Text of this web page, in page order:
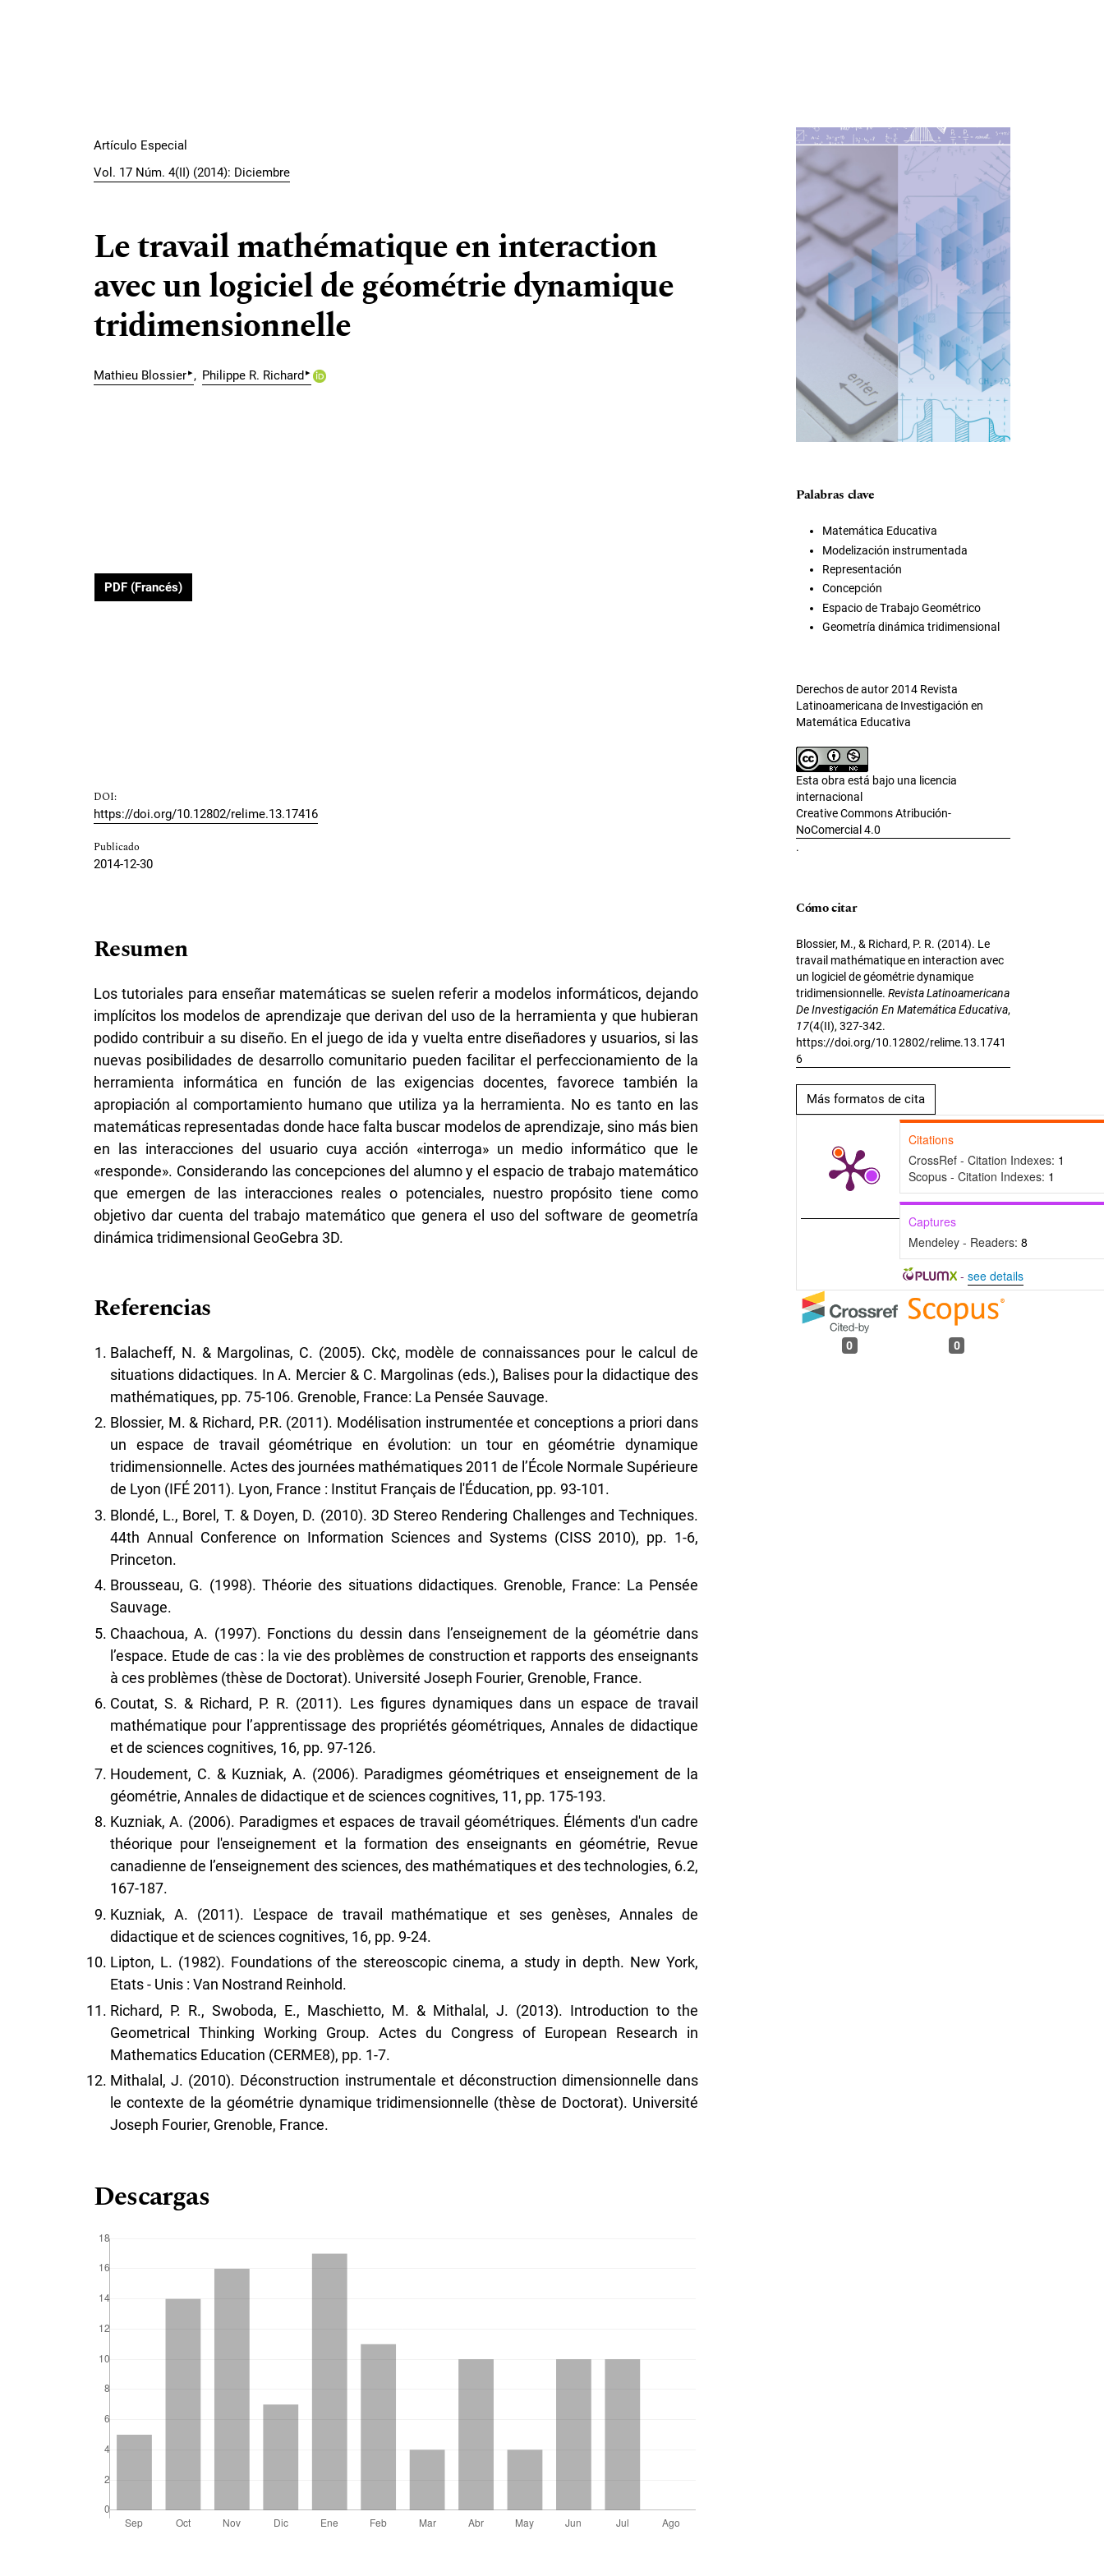
Artículo Especial
Vol. 17 Núm. 4(II) (2014): Diciembre
Le travail mathématique en interaction
avec un logiciel de géométrie dynamique
tridimensionnelle
Mathieu Blossier▸ Philippe R. Richard ▸
PDF (Francés)
DOI:
https://doi.org/10.12802/relime.13.17416
Publicado
2014-12-30
Resumen
Los tutoriales para enseñar matemáticas se suelen referir a modelos informáticos, dejando
implícitos los modelos de aprendizaje que derivan del uso de la herramienta y que hubieran
podido contribuir a su diseño. En el juego de ida y vuelta entre diseñadores y usuarios, si las
nuevas posibilidades de desarrollo comunitario pueden facilitar el perfeccionamiento de la
herramienta informática en función de las exigencias docentes, favorece también la
apropiación al comportamiento humano que utiliza ya la herramienta. No es tanto en las
matemáticas representadas donde hace falta buscar modelos de aprendizaje, sino más bien
en las interacciones del usuario cuya acción «interroga» un medio informático que le
«responde». Considerando las concepciones del alumno y el espacio de trabajo matemático
que emergen de las interacciones reales o potenciales, nuestro propósito tiene como
objetivo dar cuenta del trabajo matemático que genera el uso del software de geometría
dinámica tridimensional GeoGebra 3D.
Referencias
Balacheff, N. & Margolinas, C. (2005). Ck¢, modèle de connaissances pour le calcul de
situations didactiques. In A. Mercier & C. Margolinas (eds.), Balises pour la didactique des
mathématiques, pp. 75-106. Grenoble, France: La Pensée Sauvage.
Blossier, M. & Richard, P.R. (2011). Modélisation instrumentée et conceptions a priori dans
un espace de travail géométrique en évolution: un tour en géométrie dynamique
tridimensionnelle. Actes des journées mathématiques 2011 de l’École Normale Supérieure
de Lyon (IFÉ 2011). Lyon, France : Institut Français de l'Éducation, pp. 93-101.
Blondé, L., Borel, T. & Doyen, D. (2010). 3D Stereo Rendering Challenges and Techniques.
44th Annual Conference on Information Sciences and Systems (CISS 2010), pp. 1-6,
Princeton.
Brousseau, G. (1998). Théorie des situations didactiques. Grenoble, France: La Pensée
Sauvage.
Chaachoua, A. (1997). Fonctions du dessin dans l’enseignement de la géométrie dans
l’espace. Etude de cas : la vie des problèmes de construction et rapports des enseignants
à ces problèmes (thèse de Doctorat). Université Joseph Fourier, Grenoble, France.
Coutat, S. & Richard, P. R. (2011). Les figures dynamiques dans un espace de travail
mathématique pour l’apprentissage des propriétés géométriques, Annales de didactique
et de sciences cognitives, 16, pp. 97-126.
Houdement, C. & Kuzniak, A. (2006). Paradigmes géométriques et enseignement de la
géométrie, Annales de didactique et de sciences cognitives, 11, pp. 175-193.
Kuzniak, A. (2006). Paradigmes et espaces de travail géométriques. Éléments d'un cadre
théorique pour l'enseignement et la formation des enseignants en géométrie, Revue
canadienne de l’enseignement des sciences, des mathématiques et des technologies, 6.2,
167-187.
Kuzniak, A. (2011). L'espace de travail mathématique et ses genèses, Annales de
didactique et de sciences cognitives, 16, pp. 9-24.
Lipton, L. (1982). Foundations of the stereoscopic cinema, a study in depth. New York,
Etats - Unis : Van Nostrand Reinhold.
Richard, P. R., Swoboda, E., Maschietto, M. & Mithalal, J. (2013). Introduction to the
Geometrical Thinking Working Group. Actes du Congress of European Research in
Mathematics Education (CERME8), pp. 1-7.
Mithalal, J. (2010). Déconstruction instrumentale et déconstruction dimensionnelle dans
le contexte de la géométrie dynamique tridimensionnelle (thèse de Doctorat). Université
Joseph Fourier, Grenoble, France.
Descargas
Imagen de portada
Palabras clave
Matemática Educativa
Modelización instrumentada
Representación
Concepción
Espacio de Trabajo Geométrico
Geometría dinámica tridimensional
Derechos de autor 2014 Revista
Latinoamericana de Investigación en
Matemática Educativa
Esta obra está bajo una licencia
internacional
Creative Commons Atribución-
NoComercial 4.0
.
Cómo citar
Blossier, M., & Richard, P. R. (2014). Le
travail mathématique en interaction avec
un logiciel de géométrie dynamique
tridimensionnelle. Revista Latinoamericana
De Investigación En Matemática Educativa,
17(4(II), 327-342.
https://doi.org/10.12802/relime.13.1741
6
Más formatos de cita
Citations
CrossRef - Citation Indexes: 1
Scopus - Citation Indexes: 1
Captures
Mendeley - Readers: 8
- see details
0 0